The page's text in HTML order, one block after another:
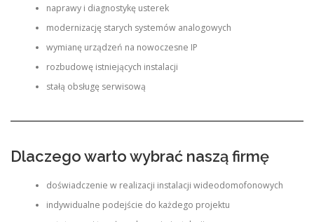
naprawy i diagnostykę usterek
modernizację starych systemów analogowych
wymianę urządzeń na nowoczesne IP
rozbudowę istniejących instalacji
stałą obsługę serwisową
Dlaczego warto wybrać naszą firmę
doświadczenie w realizacji instalacji wideodomofonowych
indywidualne podejście do każdego projektu